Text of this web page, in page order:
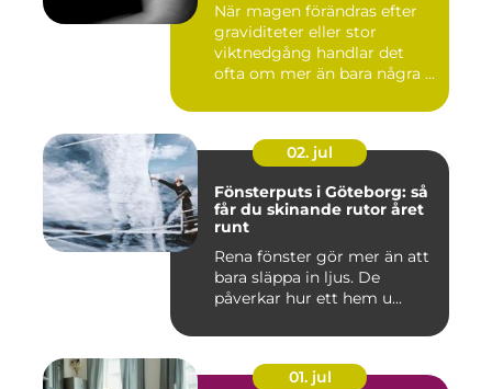
När magen förändras efter
graviditeter eller stor
viktnedgång handlar det
ofta om mer än bara några ...
02. jul
Fönsterputs i Göteborg: så
får du skinande rutor året
runt
Rena fönster gör mer än att
bara släppa in ljus. De
påverkar hur ett hem u...
01. jul